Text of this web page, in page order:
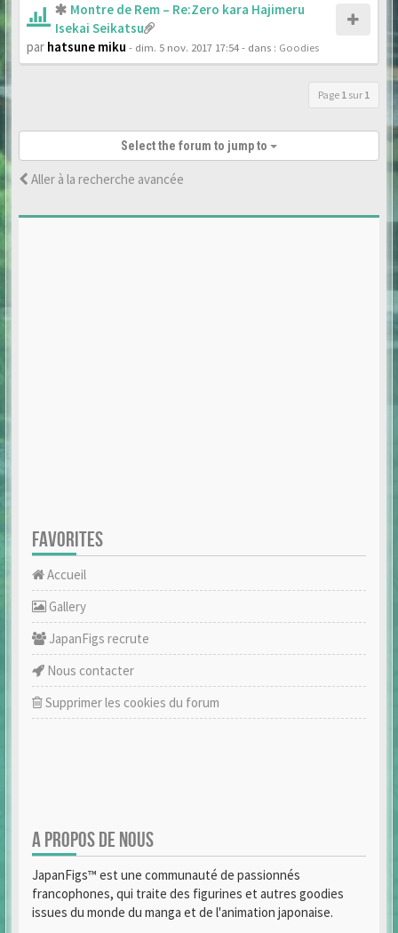
Montre de Rem – Re:Zero kara Hajimeru
Isekai Seikatsu
par hatsune miku - dim. 5 nov. 2017 17:54- dans : Goodies
Page 1 sur 1
Select the forum to jump to
Aller à la recherche avancée
FAVORITES
Accueil
Gallery
JapanFigs recrute
Nous contacter
Supprimer les cookies du forum
A PROPOS DE NOUS
JapanFigs™ est une communauté de passionnés
francophones, qui traite des figurines et autres goodies
issues du monde du manga et de l'animation japonaise.